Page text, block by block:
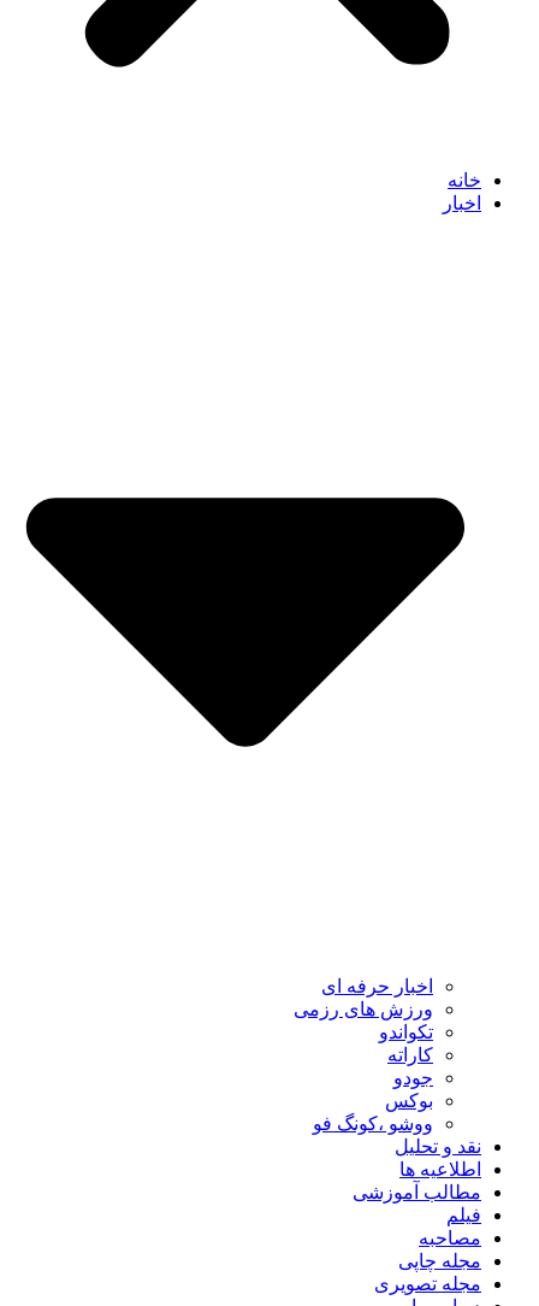
خانه
اخبار
اخبار حرفه ای
ورزش های رزمی
تکواندو
کاراته
جودو
بوکس
ووشو ،کونگ فو
نقد و تحلیل
اطلاعیه ها
مطالب آموزشی
فیلم
مصاحبه
مجله چاپی
مجله تصویری